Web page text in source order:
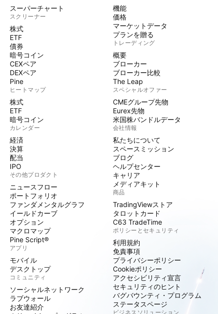
スーパーチャート
スクリーナー
株式
ETF
債券
暗号コイン
CEXペア
DEXペア
Pine
ヒートマップ
株式
ETF
暗号コイン
カレンダー
経済
決算
配当
IPO
その他プロダクト
ニュースフロー
ポートフォリオ
ファンダメンタルグラフ
イールドカーブ
オプション
マクロマップ
Pine Script®
アプリ
モバイル
デスクトップ
コミュニティ
ソーシャルネットワーク
ラブウォール
お友達紹介
機能
価格
マーケットデータ
プランを贈る
トレーディング
概要
ブローカー
ブローカー比較
The Leap
スペシャルオファー
CMEグループ先物
Eurex先物
米国株バンドルデータ
会社情報
私たちについて
スペースミッション
ブログ
ヘルプセンター
キャリア
メディアキット
商品
TradingViewストア
タロットカード
C63 TradeTime
ポリシーとセキュリティ
利用規約
免責事項
プライバシーポリシー
Cookieポリシー
アクセシビリティ宣言
セキュリティのヒント
バグバウンティ・プログラム
ステータスページ
ビジネスソリューション